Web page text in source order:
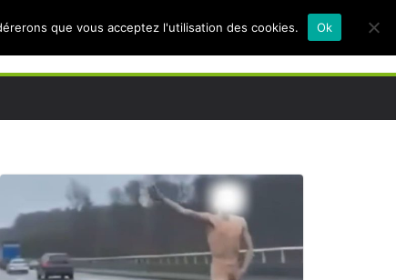
que vous acceptez l'utilisation des cookies. Ok